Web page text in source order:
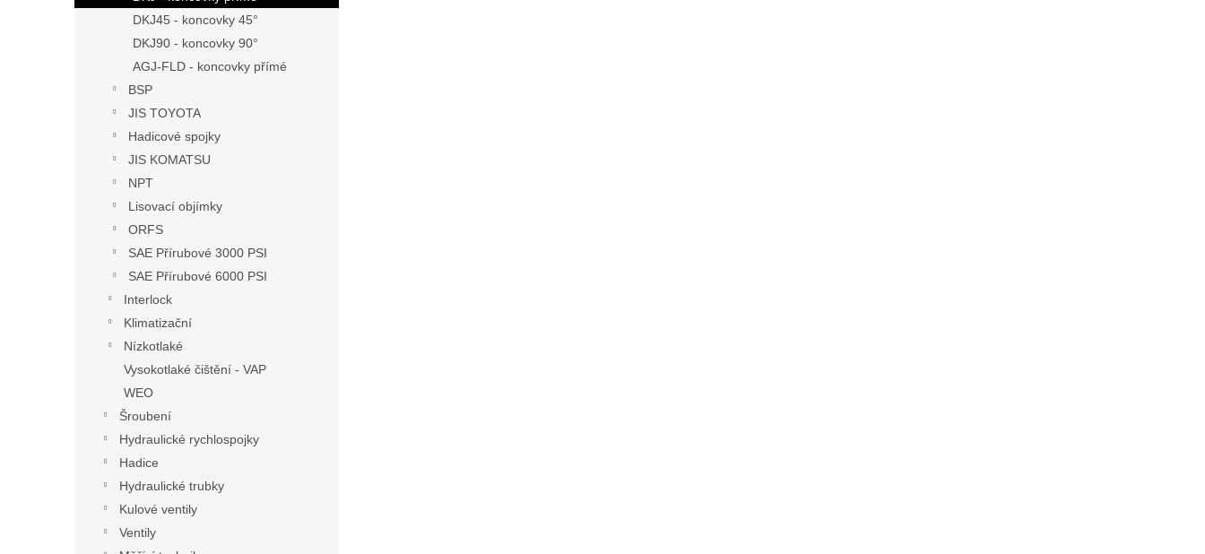
DKJ45 - koncovky 45°
DKJ90 - koncovky 90°
AGJ-FLD - koncovky přímé
BSP
JIS TOYOTA
Hadicové spojky
JIS KOMATSU
NPT
Lisovací objímky
ORFS
SAE Přírubové 3000 PSI
SAE Přírubové 6000 PSI
Interlock
Klimatizační
Nízkotlaké
Vysokotlaké čištění - VAP
WEO
Šroubení
Hydraulické rychlospojky
Hadice
Hydraulické trubky
Kulové ventily
Ventily